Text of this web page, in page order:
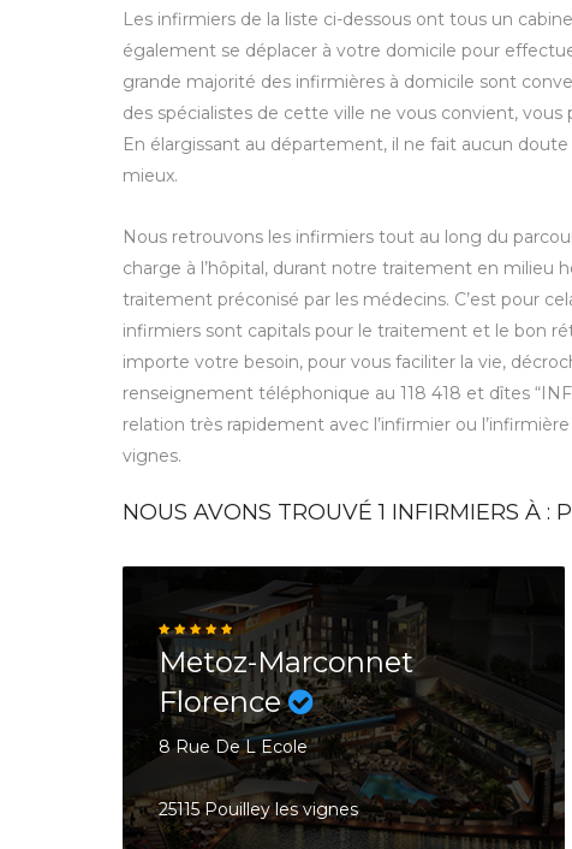
Les infirmiers de la liste ci-dessous ont tous un
également se déplacer à votre domicile pour
grande majorité des infirmières à domicile sont
des spécialistes de cette ville ne vous convient,
En élargissant au département, il ne fait aucun
mieux.
Nous retrouvons les infirmiers tout au long du
charge à l’hôpital, durant notre traitement en milieu
traitement préconisé par les médecins. C’est pour
infirmiers sont capitals pour le traitement et le bon
importe votre besoin, pour vous faciliter la vie,
renseignement téléphonique au 118 418 et dîtes
relation très rapidement avec l’infirmier ou
vignes.
NOUS AVONS TROUVÉ1 INFIRMIERS À :
Metoz-Marconnet
Florence
8 Rue De L Ecole
25115 Pouilley les vignes